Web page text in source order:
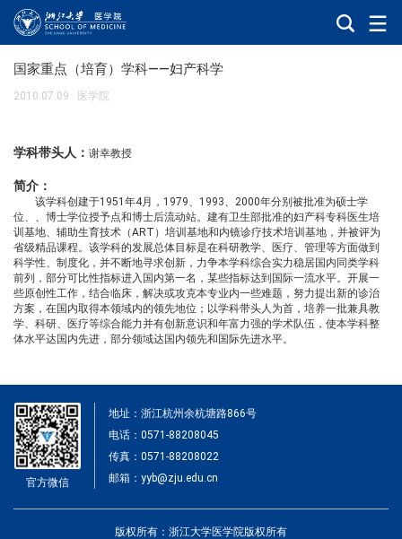
国家重点（培育）学科——妇产科学
2010.07.09 · 医学院
学科带头人： 谢幸教授
简介：
该学科创建于1951年4月，1979、1993、2000年分别被批准为硕士学
位、、博士学位授予点和博士后流动站。建有卫生部批准的妇产科专科医生培
训基地、辅助生育技术（ART）培训基地和内镜诊疗技术培训基地，并被评为
省级精品课程。该学科的发展总体目标是在科研教学、医疗、管理等方面做到
科学性、制度化，并不断地寻求创新，力争本学科综合实力稳居国内同类学科
前列，部分可比性指标进入国内第一名，某些指标达到国际一流水平。开展一
些原创性工作，结合临床，解决或攻克本专业内一些难题，努力提出新的诊治
方案，在国内取得本领域内的领先地位；以学科带头人为首，培养一批兼具教
学、科研、医疗等综合能力并有创新意识和年富力强的学术队伍，使本学科整
体水平达国内先进，部分领域达国内领先和国际先进水平。
官方微信
地址：浙江杭州余杭塘路866号
电话：0571-88208045
传真：0571-88208022
邮箱：yyb@zju.edu.cn
版权所有：浙江大学医学院版权所有